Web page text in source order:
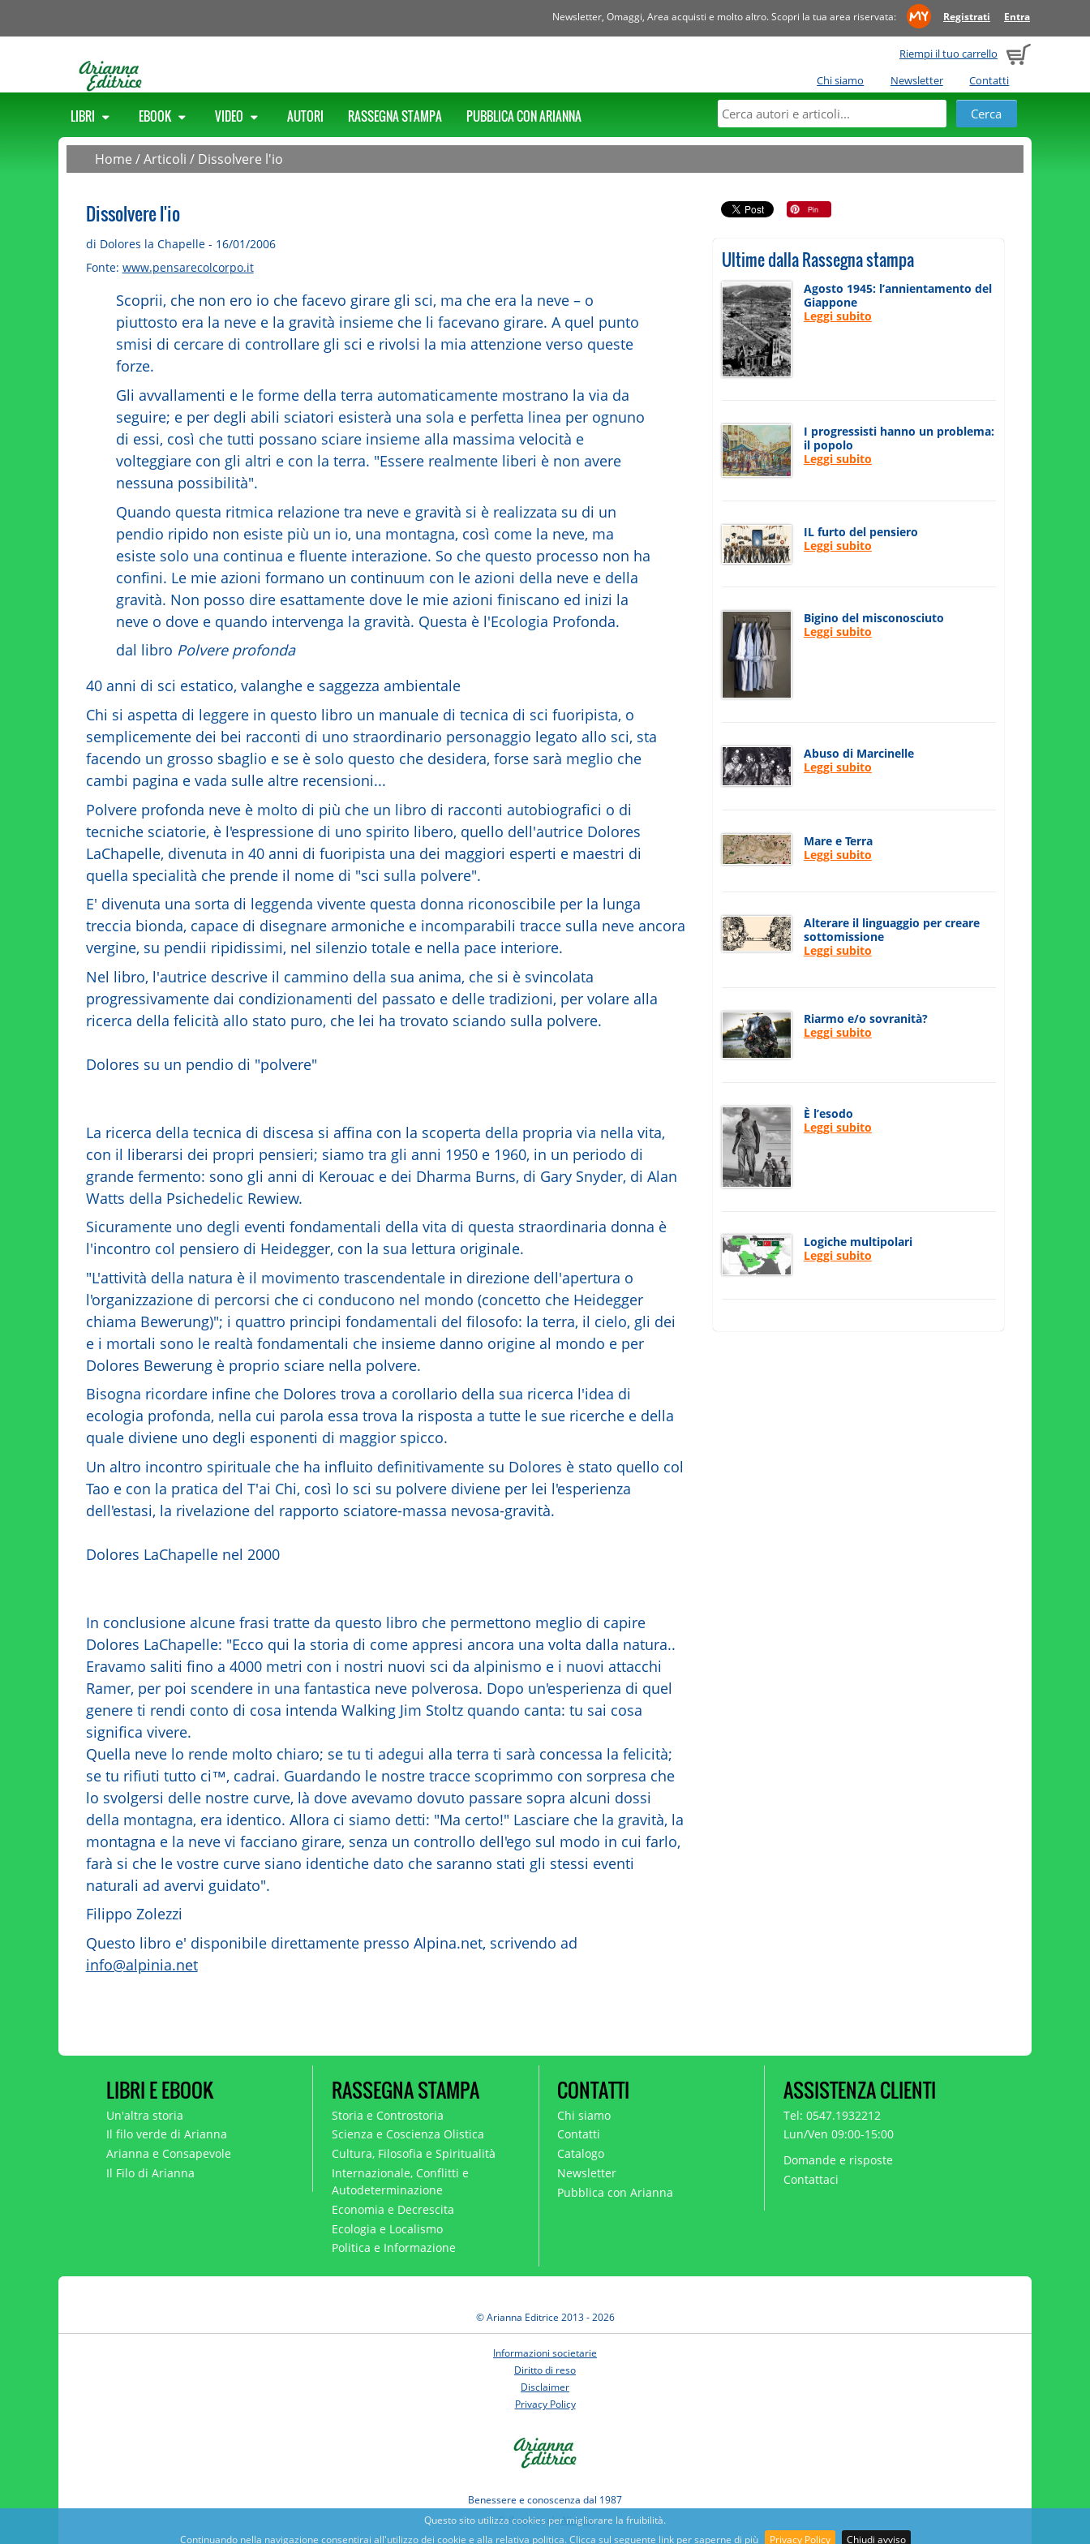
Questo sito utilizza cookies per migliorare la fruibilità.
Continuando nella navigazione consentirai all'utilizzo dei cookie e alla relativa politica. Clicca sul seguente link per saperne di più
Privacy Policy Chiudi avviso
Newsletter, Omaggi, Area acquisti e molto altro. Scopri la tua area riservata: Registrati Entra
Riempi il tuo carrello
Chi siamo
Newsletter Contatti
LIBRI EBOOK VIDEO AUTORI RASSEGNA STAMPA PUBBLICA CON ARIANNA
Home /Articoli / Dissolvere l'io
Dissolvere l'io
di Dolores la Chapelle - 16/01/2006
Fonte: www.pensarecolcorpo.it
Scoprii, che non ero io che facevo girare gli sci, ma che era la neve – o
piuttosto era la neve e la gravità insieme che li facevano girare. A quel punto
smisi di cercare di controllare gli sci e rivolsi la mia attenzione verso queste
forze.
Gli avvallamenti e le forme della terra automaticamente mostrano la via da
seguire; e per degli abili sciatori esisterà una sola e perfetta linea per ognuno
di essi, così che tutti possano sciare insieme alla massima velocità e
volteggiare con gli altri e con la terra. "Essere realmente liberi è non avere
nessuna possibilità".
Quando questa ritmica relazione tra neve e gravità si è realizzata su di un
pendio ripido non esiste più un io, una montagna, così come la neve, ma
esiste solo una continua e fluente interazione. So che questo processo non ha
confini. Le mie azioni formano un continuum con le azioni della neve e della
gravità. Non posso dire esattamente dove le mie azioni finiscano ed inizi la
neve o dove e quando intervenga la gravità. Questa è l'Ecologia Profonda.
dal libro Polvere profonda
40 anni di sci estatico, valanghe e saggezza ambientale
Chi si aspetta di leggere in questo libro un manuale di tecnica di sci fuoripista, o
semplicemente dei bei racconti di uno straordinario personaggio legato allo sci, sta
facendo un grosso sbaglio e se è solo questo che desidera, forse sarà meglio che
cambi pagina e vada sulle altre recensioni...
Polvere profonda neve è molto di più che un libro di racconti autobiografici o di
tecniche sciatorie, è l'espressione di uno spirito libero, quello dell'autrice Dolores
LaChapelle, divenuta in 40 anni di fuoripista una dei maggiori esperti e maestri di
quella specialità che prende il nome di "sci sulla polvere".
E' divenuta una sorta di leggenda vivente questa donna riconoscibile per la lunga
treccia bionda, capace di disegnare armoniche e incomparabili tracce sulla neve ancora
vergine, su pendii ripidissimi, nel silenzio totale e nella pace interiore.
Nel libro, l'autrice descrive il cammino della sua anima, che si è svincolata
progressivamente dai condizionamenti del passato e delle tradizioni, per volare alla
ricerca della felicità allo stato puro, che lei ha trovato sciando sulla polvere.
Dolores su un pendio di "polvere"
La ricerca della tecnica di discesa si affina con la scoperta della propria via nella vita,
con il liberarsi dei propri pensieri; siamo tra gli anni 1950 e 1960, in un periodo di
grande fermento: sono gli anni di Kerouac e dei Dharma Burns, di Gary Snyder, di Alan
Watts della Psichedelic Rewiew.
Sicuramente uno degli eventi fondamentali della vita di questa straordinaria donna è
l'incontro col pensiero di Heidegger, con la sua lettura originale.
"L'attività della natura è il movimento trascendentale in direzione dell'apertura o
l'organizzazione di percorsi che ci conducono nel mondo (concetto che Heidegger
chiama Bewerung)"; i quattro principi fondamentali del filosofo: la terra, il cielo, gli dei
e i mortali sono le realtà fondamentali che insieme danno origine al mondo e per
Dolores Bewerung è proprio sciare nella polvere.
Bisogna ricordare infine che Dolores trova a corollario della sua ricerca l'idea di
ecologia profonda, nella cui parola essa trova la risposta a tutte le sue ricerche e della
quale diviene uno degli esponenti di maggior spicco.
Un altro incontro spirituale che ha influito definitivamente su Dolores è stato quello col
Tao e con la pratica del T'ai Chi, così lo sci su polvere diviene per lei l'esperienza
dell'estasi, la rivelazione del rapporto sciatore-massa nevosa-gravità.
Dolores LaChapelle nel 2000
In conclusione alcune frasi tratte da questo libro che permettono meglio di capire
Dolores LaChapelle: "Ecco qui la storia di come appresi ancora una volta dalla natura..
Eravamo saliti fino a 4000 metri con i nostri nuovi sci da alpinismo e i nuovi attacchi
Ramer, per poi scendere in una fantastica neve polverosa. Dopo un'esperienza di quel
genere ti rendi conto di cosa intenda Walking Jim Stoltz quando canta: tu sai cosa
significa vivere.
Quella neve lo rende molto chiaro; se tu ti adegui alla terra ti sarà concessa la felicità;
se tu rifiuti tutto ci™, cadrai. Guardando le nostre tracce scoprimmo con sorpresa che
lo svolgersi delle nostre curve, là dove avevamo dovuto passare sopra alcuni dossi
della montagna, era identico. Allora ci siamo detti: "Ma certo!" Lasciare che la gravità, la
montagna e la neve vi facciano girare, senza un controllo dell'ego sul modo in cui farlo,
farà si che le vostre curve siano identiche dato che saranno stati gli stessi eventi
naturali ad avervi guidato".
Filippo Zolezzi
Questo libro e' disponibile direttamente presso Alpina.net, scrivendo ad
info@alpinia.net
Ultime dalla Rassegna stampa
Agosto 1945: l’annientamento del
Giappone
Leggi subito
I progressisti hanno un problema:
il popolo
Leggi subito
IL furto del pensiero
Leggi subito
Bigino del misconosciuto
Leggi subito
Abuso di Marcinelle
Leggi subito
Mare e Terra
Leggi subito
Alterare il linguaggio per creare
sottomissione
Leggi subito
Riarmo e/o sovranità?
Leggi subito
È l’esodo
Leggi subito
Logiche multipolari
Leggi subito
LIBRI E EBOOK
Un'altra storia
Il filo verde di Arianna
Arianna e Consapevole
Il Filo di Arianna
RASSEGNA STAMPA
Storia e Controstoria
Scienza e Coscienza Olistica
Cultura, Filosofia e Spiritualità
Internazionale, Conflitti e
Autodeterminazione
Economia e Decrescita
Ecologia e Localismo
Politica e Informazione
CONTATTI
Chi siamo
Contatti
Catalogo
Newsletter
Pubblica con Arianna
ASSISTENZA CLIENTI
Tel: 0547.1932212
Lun/Ven 09:00-15:00
Domande e risposte
Contattaci
© Arianna Editrice 2013 - 2026
Informazioni societarie
Diritto di reso
Disclaimer
Privacy Policy
Benessere e conoscenza dal 1987
Sviluppato daNimaia